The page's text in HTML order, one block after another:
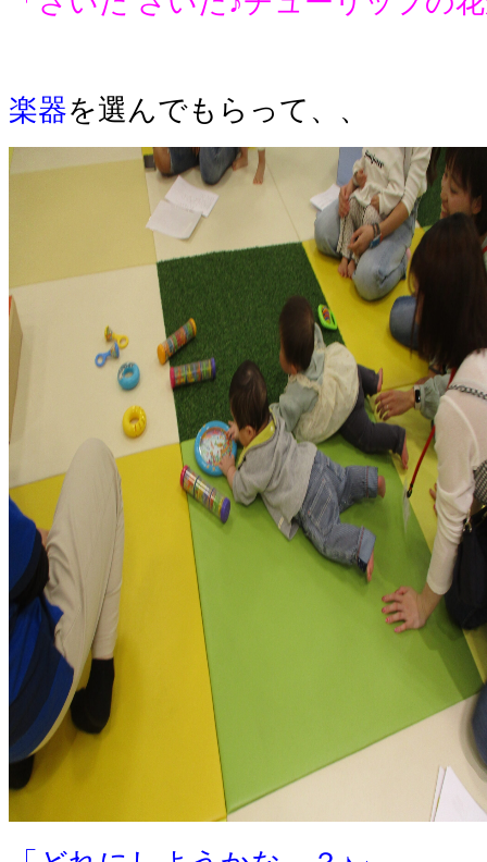
楽器を選んでもらって、、